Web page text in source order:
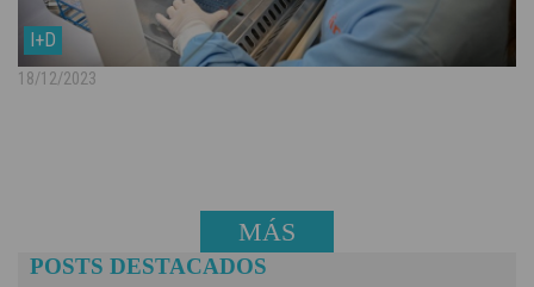
I+D
18/12/2023
MÁS
NOTICIAS
POSTS DESTACADOS